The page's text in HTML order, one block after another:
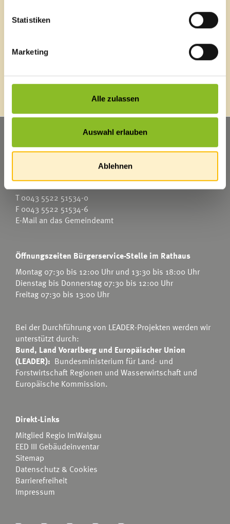
Statistiken
Marketing
Alle zulassen
Auswahl erlauben
Ablehnen
News Archiv
Energieeffiziente Gemeinde
Marktgemeinde Frastanz
Sägenplatz 1
T0043 5522 51534-0
F 0043 5522 51534-6
E-Mail an das Gemeindeamt
Öffnungszeiten Bürgerservice-Stelle im Rathaus
Montag 07:30 bis 12:00 Uhr und 13:30 bis 18:00 Uhr
Dienstag bis Donnerstag 07:30 bis 12:00 Uhr
Freitag 07:30 bis 13:00 Uhr
Bei der Durchführung von LEADER-Projekten werden wir
unterstützt durch:
Bund, Land Vorarlberg und Europäischer Union
(LEADER): Bundesministerium für Land- und
Forstwirtschaft Regionen und Wasserwirtschaft und
Europäische Kommission.
Direkt-Links
Mitglied Regio ImWalgau
EED III Gebäudeinventar
Sitemap
Datenschutz & Cookies
Barrierefreiheit
Impressum